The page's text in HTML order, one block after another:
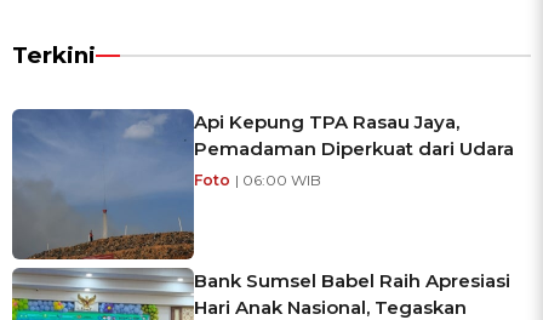
Terkini
Api Kepung TPA Rasau Jaya,
Pemadaman Diperkuat dari Udara
Foto | 06:00 WIB
Bank Sumsel Babel Raih Apresiasi
Hari Anak Nasional, Tegaskan